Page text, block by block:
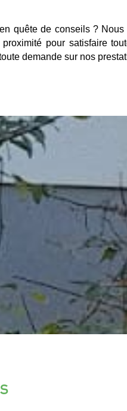
quête de conseils ?
pour satisfaire
demande sur nos